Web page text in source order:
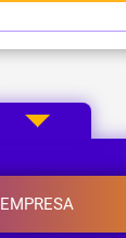
EMPRESA